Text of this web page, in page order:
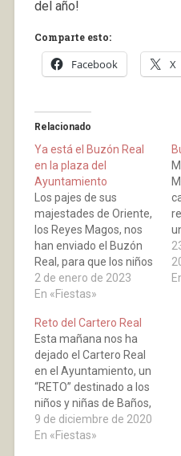
del año!
Comparte esto:
Facebook X
Relacionado
Ya está el Buzón Real
en la plaza del
Ayuntamiento
Los pajes de sus
majestades de Oriente,
los Reyes Magos, nos
han enviado el Buzón
Real, para que los niños
y niñas de Baños, que lo
deseen, puedan
para los Reyes Magos,
en este buzón ubicado
en de la plaza del
Ayuntamiento hasta el
próximo 4 de…
2 de enero de 2023
En «Fiestas»
Reto del Cartero Real
Esta mañana nos ha
dejado el Cartero Real
en el Ayuntamiento, un
“RETO” destinado a los
niños y niñas de Baños,
para que encuentren el
Buzón Real donde
9 de diciembre de 2020
En «Fiestas»